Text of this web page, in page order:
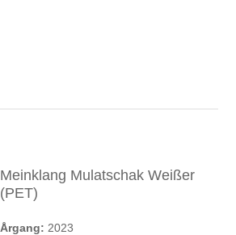
Meinklang Mulatschak Weißer
(PET)
Årgang: 2023